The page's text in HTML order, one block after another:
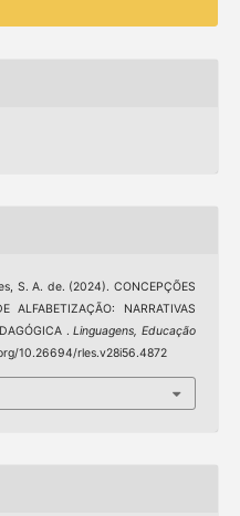
S. A. de. (2024). CONCEPÇÕES
ALFABETIZAÇÃO: NARRATIVAS
.Linguagens, Educação
10.26694/rles.v28i56.4872